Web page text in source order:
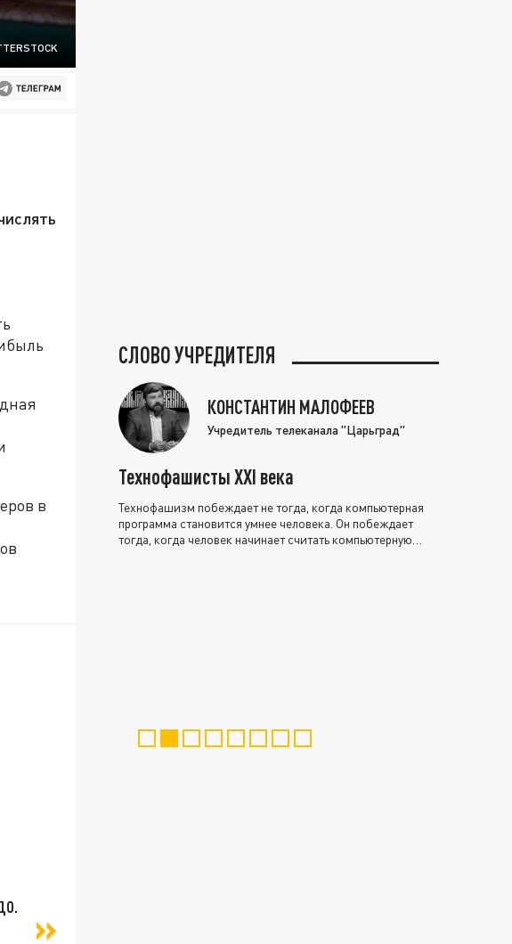
в
СЛОВО УЧРЕДИТЕЛЯ
КОНСТАНТИН МАЛОФЕЕВ
Учредитель телеканала "Царьград"
Технофашисты XXI века
Технофашизм побеждает не тогда, когда компьютерная
программа становится умнее человека. Он побеждает
тогда, когда человек начинает считать компьютерную